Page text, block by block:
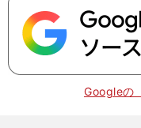
Googleの